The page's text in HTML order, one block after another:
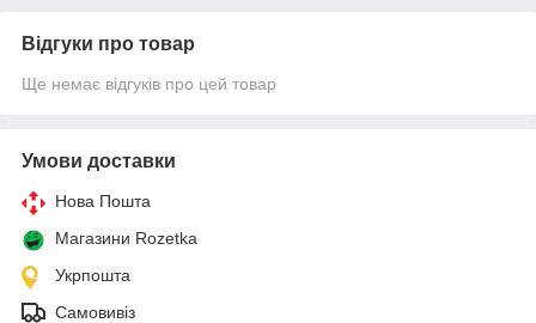
Відгуки про товар
Ще немає відгуків про цей товар
Умови доставки
Нова Пошта
Магазини Rozetka
Укрпошта
Самовивіз